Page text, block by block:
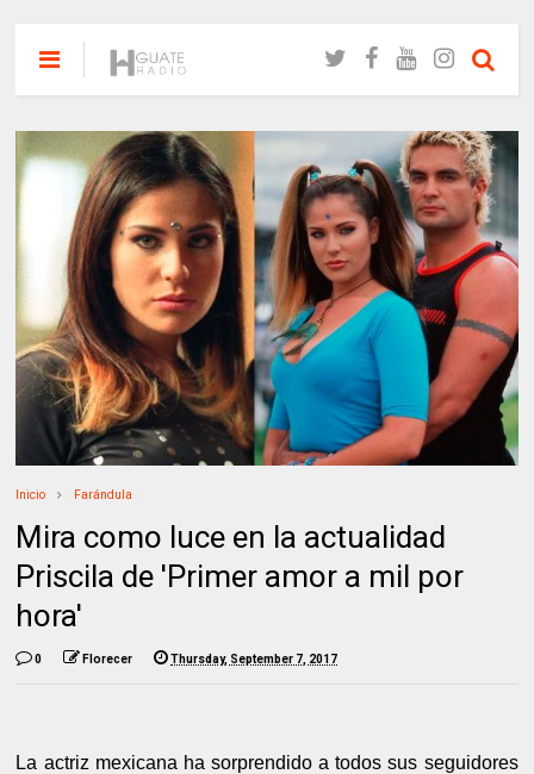
Inicio Farándula
Mira como luce en la actualidad
Priscila de 'Primer amor a mil por
hora'
0 Florecer Thursday, September 7, 2017
La actriz mexicana ha sorprendido a todos sus seguidores